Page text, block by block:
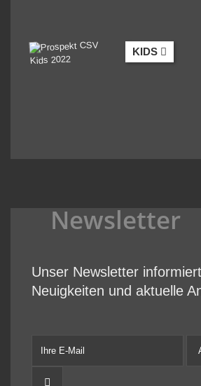
KIDS
Newsletter
Unser Newsletter
Neuigkeiten und aktuelle